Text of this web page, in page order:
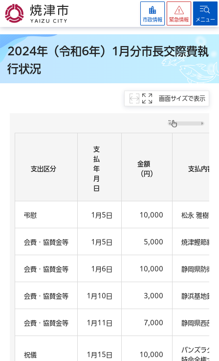
焼津市
市政情報 緊急情報 メニュー
2024年（令和6年）1月分市長交際費執
行状況
画面サイズで表示
支出区分
支
払
年
月
日
金額
（円）
支払内容
弔慰 1月5日 10,000 松永 雅樹 様
会費・協賛金等 1月5日 5,000 焼津鰹節組
会費・協賛金等 1月6日 10,000 静岡県防衛
会費・協賛金等 1月10日 3,000 静浜基地賀
会費・協賛金等 1月11日 7,000 静岡県西部
祝儀 1月15日 10,000
バンズラグ